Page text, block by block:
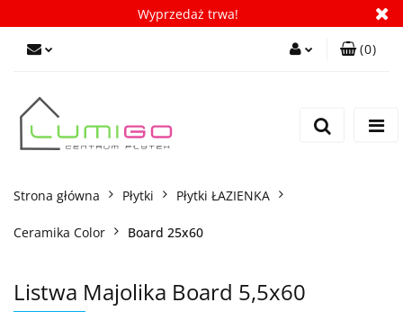
Wyprzedaż trwa!
(0)
Strona główna Płytki Płytki ŁAZIENKA
Ceramika Color Board 25x60
Listwa Majolika Board 5,5x60